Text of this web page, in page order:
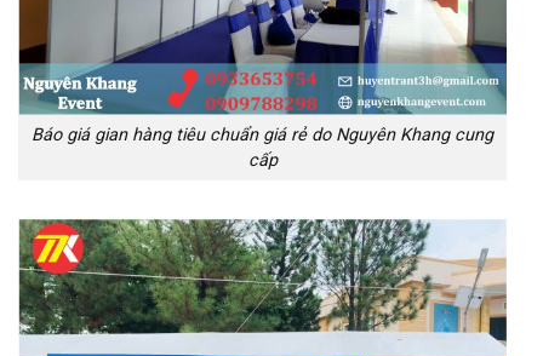
Báo giá gian hàng tiêu chuẩn giá rẻ do Nguyên Khang cung
cấp